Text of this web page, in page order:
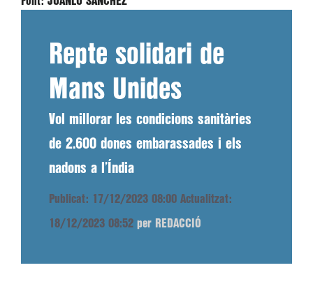
Repte solidari de
Mans Unides
Vol millorar les condicions sanitàries
de 2.600 dones embarassades i els
nadons a l’Índia
Publicat: 17/12/2023 08:00 Actualitzat:
18/12/2023 08:52 per REDACCIÓ